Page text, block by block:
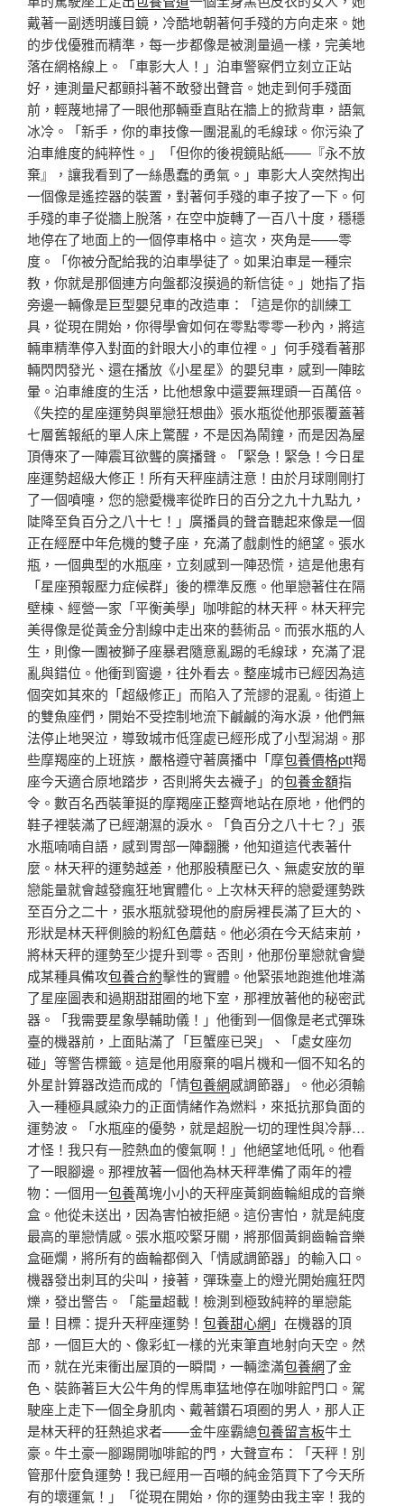
戴著一副透明護目鏡，冷酷地朝著何手殘的方向走來。她
的步伐優雅而精準，每一步都像是被測量過一樣，完美地
落在網格線上。「車影大人！」泊車警察們立刻立正站
好，連測量尺都顫抖著不敢發出聲音。她走到何手殘面
前，輕蔑地掃了一眼他那輛垂直貼在牆上的掀背車，語氣
冰冷。「新手，你的車技像一團混亂的毛線球。你污染了
泊車維度的純粹性。」「但你的後視鏡貼紙——『永不放
棄』，讓我看到了一絲愚蠢的勇氣。」車影大人突然掏出
一個像是遙控器的裝置，對著何手殘的車子按了一下。何
手殘的車子從牆上脫落，在空中旋轉了一百八十度，穩穩
地停在了地面上的一個停車格中。這次，夾角是——零
度。「你被分配給我的泊車學徒了。如果泊車是一種宗
教，你就是那個連方向盤都沒摸過的新信徒。」她指了指
旁邊一輛像是巨型嬰兒車的改造車：「這是你的訓練工
具，從現在開始，你得學會如何在零點零零一秒內，將這
輛車精準停入對面的針眼大小的車位裡。」何手殘看著那
輛閃閃發光、還在播放《小星星》的嬰兒車，感到一陣眩
暈。泊車維度的生活，比他想象中還要無理頭一百萬倍。
《失控的星座運勢與單戀狂想曲》張水瓶從他那張覆蓋著
七層舊報紙的單人床上驚醒，不是因為鬧鐘，而是因為屋
頂傳來了一陣震耳欲聾的廣播聲。「緊急！緊急！今日星
座運勢超級大修正！所有天秤座請注意！由於月球剛剛打
了一個噴嚏，您的戀愛機率從昨日的百分之九十九點九，
陡降至負百分之八十七！」廣播員的聲音聽起來像是一個
正在經歷中年危機的雙子座，充滿了戲劇性的絕望。張水
瓶，一個典型的水瓶座，立刻感到一陣恐慌，這是他患有
「星座預報壓力症候群」後的標準反應。他單戀著住在隔
壁棟、經營一家「平衡美學」咖啡館的林天秤。林天秤完
美得像是從黃金分割線中走出來的藝術品。而張水瓶的人
生，則像一團被獅子座暴君隨意亂踢的毛線球，充滿了混
亂與錯位。他衝到窗邊，往外看去。整座城市已經因為這
個突如其來的「超級修正」而陷入了荒謬的混亂。街道上
的雙魚座們，開始不受控制地流下鹹鹹的海水淚，他們無
法停止地哭泣，導致城市低窪處已經形成了小型潟湖。那
些摩羯座的上班族，嚴格遵守著廣播中「摩包養價格ptt羯
座今天適合原地踏步，否則將失去襪子」的包養金額指
令。數百名西裝筆挺的摩羯座正整齊地站在原地，他們的
鞋子裡裝滿了已經潮濕的淚水。「負百分之八十七？」張
水瓶喃喃自語，感到胃部一陣翻騰，他知道這代表著什
麼。林天秤的運勢越差，他那股積壓已久、無處安放的單
戀能量就會越發瘋狂地實體化。上次林天秤的戀愛運勢跌
至百分之二十，張水瓶就發現他的廚房裡長滿了巨大的、
形狀是林天秤側臉的粉紅色蘑菇。他必須在今天結束前，
將林天秤的運勢至少提升到零。否則，他那份單戀就會變
成某種具備攻包養合約擊性的實體。他緊張地跑進他堆滿
了星座圖表和過期甜甜圈的地下室，那裡放著他的秘密武
器。「我需要星象學輔助儀！」他衝到一個像是老式彈珠
臺的機器前，上面貼滿了「巨蟹座已哭」、「處女座勿
碰」等警告標籤。這是他用廢棄的唱片機和一個不知名的
外星計算器改造而成的「情包養網感調節器」。他必須輸
入一種極具感染力的正面情緒作為燃料，來抵抗那負面的
運勢波。「水瓶座的優勢，就是超脫一切的理性與冷靜…
才怪！我只有一腔熱血的傻氣啊！」他絕望地低吼。他看
了一眼腳邊。那裡放著一個他為林天秤準備了兩年的禮
物：一個用一包養萬塊小小的天秤座黃銅齒輪組成的音樂
盒。他從未送出，因為害怕被拒絕。這份害怕，就是純度
最高的單戀情感。張水瓶咬緊牙關，將那個黃銅齒輪音樂
盒砸爛，將所有的齒輪都倒入「情感調節器」的輸入口。
機器發出刺耳的尖叫，接著，彈珠臺上的燈光開始瘋狂閃
爍，發出警告。「能量超載！檢測到極致純粹的單戀能
量！目標：提升天秤座運勢！ 包養甜心網 」在機器的頂
部，一個巨大的、像彩虹一樣的光束筆直地射向天空。然
而，就在光束衝出屋頂的一瞬間，一輛塗滿包養網了金
色、裝飾著巨大公牛角的悍馬車猛地停在咖啡館門口。駕
駛座上走下一個全身肌肉、戴著鑽石項圈的男人，那人正
是林天秤的狂熱追求者——金牛座霸總包養留言板牛土
豪。牛土豪一腳踢開咖啡館的門，大聲宣布：「天秤！別
管那什麼負運勢！我已經用一百噸的純金箔買下了今天所
有的壞運氣！」「從現在開始，你的運勢由我主宰！我的